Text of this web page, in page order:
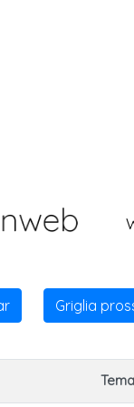
Griglia
Tema